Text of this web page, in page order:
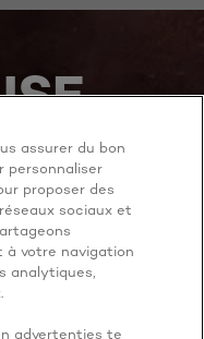
IT
assurer du bon
personnaliser
proposer des
sociaux et
à votre navigation
analytiques,
advertenties te